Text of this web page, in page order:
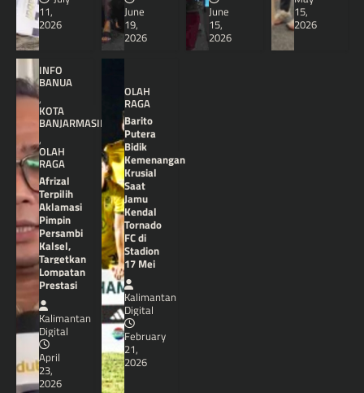
11,
2026
June
19,
2026
June
15,
2026
15,
2026
INFO
BANUA
,
KOTA
BANJARMASIN
,
OLAH
RAGA
Afrizal
Terpilih
Aklamasi
Pimpin
Persambi
Kalsel,
Targetkan
Lompatan
Prestasi
Kalimantan
Digital
April
23,
2026
OLAH
RAGA
Barito
Putera
Bidik
Kemenangan
Krusial
Saat
Jamu
Kendal
Tornado
FC di
Stadion
17 Mei
Kalimantan
Digital
February
21,
2026